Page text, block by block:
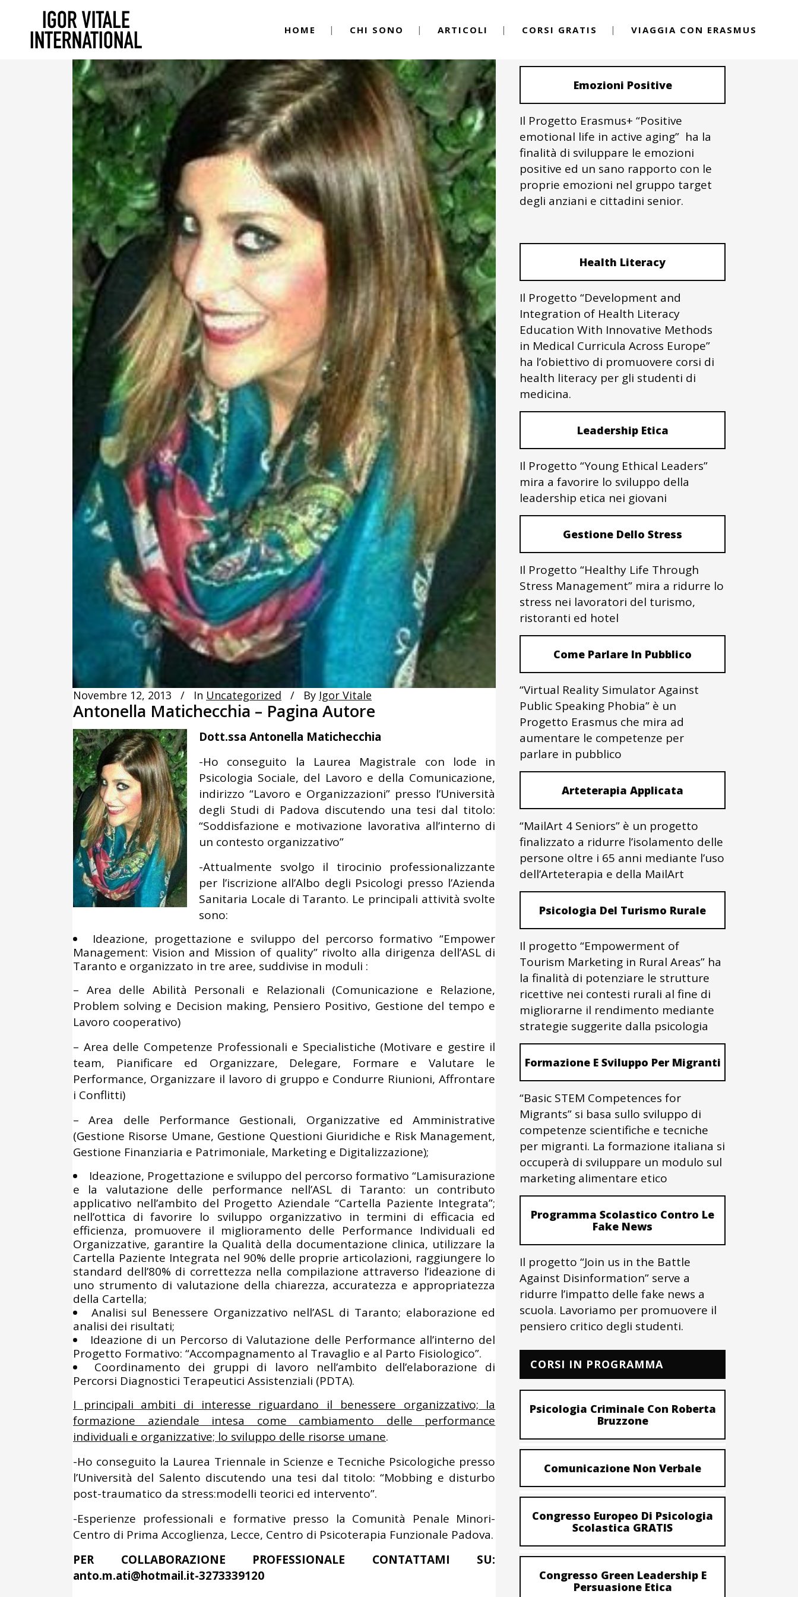
HOME CHI SONO ARTICOLI CORSI GRATIS VIAGGIA CON ERASMUS
Novembre 12, 2013 In Uncategorized By Igor Vitale
Antonella Matichecchia – Pagina Autore
Dott.ssa Antonella Matichecchia
-Ho conseguito la Laurea Magistrale con lode in
Psicologia Sociale, del Lavoro e della Comunicazione,
indirizzo “Lavoro e Organizzazioni” presso l’Università
degli Studi di Padova discutendo una tesi dal titolo:
“Soddisfazione e motivazione lavorativa all’interno di
un contesto organizzativo”
-Attualmente svolgo il tirocinio professionalizzante
per l’iscrizione all’Albo degli Psicologi presso l’Azienda
Sanitaria Locale di Taranto. Le principali attività svolte
sono:
Ideazione, progettazione e sviluppo del percorso formativo “Empower
Management: Vision and Mission of quality” rivolto alla dirigenza dell’ASL di
Taranto e organizzato in tre aree, suddivise in moduli :
– Area delle Abilità Personali e Relazionali (Comunicazione e Relazione,
Problem solving e Decision making, Pensiero Positivo, Gestione del tempo e
Lavoro cooperativo)
– Area delle Competenze Professionali e Specialistiche (Motivare e gestire il
team, Pianificare ed Organizzare, Delegare, Formare e Valutare le
Performance, Organizzare il lavoro di gruppo e Condurre Riunioni, Affrontare
i Conflitti)
– Area delle Performance Gestionali, Organizzative ed Amministrative
(Gestione Risorse Umane, Gestione Questioni Giuridiche e Risk Management,
Gestione Finanziaria e Patrimoniale, Marketing e Digitalizzazione);
Ideazione, Progettazione e sviluppo del percorso formativo “Lamisurazione
e la valutazione delle performance nell’ASL di Taranto: un contributo
applicativo nell’ambito del Progetto Aziendale “Cartella Paziente Integrata”;
nell’ottica di favorire lo sviluppo organizzativo in termini di efficacia ed
efficienza, promuovere il miglioramento delle Performance Individuali ed
Organizzative, garantire la Qualità della documentazione clinica, utilizzare la
Cartella Paziente Integrata nel 90% delle proprie articolazioni, raggiungere lo
standard dell’80% di correttezza nella compilazione attraverso l’ideazione di
uno strumento di valutazione della chiarezza, accuratezza e appropriatezza
della Cartella;
Analisi sul Benessere Organizzativo nell’ASL di Taranto; elaborazione ed
analisi dei risultati;
Ideazione di un Percorso di Valutazione delle Performance all’interno del
Progetto Formativo: “Accompagnamento al Travaglio e al Parto Fisiologico”.
Coordinamento dei gruppi di lavoro nell’ambito dell’elaborazione di
Percorsi Diagnostici Terapeutici Assistenziali (PDTA).
I principali ambiti di interesse riguardano il benessere organizzativo; la
formazione aziendale intesa come cambiamento delle performance
individuali e organizzative; lo sviluppo delle risorse umane.
-Ho conseguito la Laurea Triennale in Scienze e Tecniche Psicologiche presso
l’Università del Salento discutendo una tesi dal titolo: “Mobbing e disturbo
post-traumatico da stress:modelli teorici ed intervento”.
-Esperienze professionali e formative presso la Comunità Penale Minori-
Centro di Prima Accoglienza, Lecce, Centro di Psicoterapia Funzionale Padova.
PER COLLABORAZIONE PROFESSIONALE CONTATTAMI SU:
anto.m.ati@hotmail.it-3273339120
Emozioni Positive
Il Progetto Erasmus+ “Positive
emotional life in active aging” ha la
finalità di sviluppare le emozioni
positive ed un sano rapporto con le
proprie emozioni nel gruppo target
degli anziani e cittadini senior.
Health Literacy
Il Progetto “Development and
Integration of Health Literacy
Education With Innovative Methods
in Medical Curricula Across Europe”
ha l’obiettivo di promuovere corsi di
health literacy per gli studenti di
medicina.
Leadership Etica
Il Progetto “Young Ethical Leaders”
mira a favorire lo sviluppo della
leadership etica nei giovani
Gestione Dello Stress
Il Progetto “Healthy Life Through
Stress Management” mira a ridurre lo
stress nei lavoratori del turismo,
ristoranti ed hotel
Come Parlare In Pubblico
“Virtual Reality Simulator Against
Public Speaking Phobia” è un
Progetto Erasmus che mira ad
aumentare le competenze per
parlare in pubblico
Arteterapia Applicata
“MailArt 4 Seniors” è un progetto
finalizzato a ridurre l’isolamento delle
persone oltre i 65 anni mediante l’uso
dell’Arteterapia e della MailArt
Psicologia Del Turismo Rurale
Il progetto “Empowerment of
Tourism Marketing in Rural Areas” ha
la finalità di potenziare le strutture
ricettive nei contesti rurali al fine di
migliorarne il rendimento mediante
strategie suggerite dalla psicologia
Formazione E Sviluppo Per Migranti
“Basic STEM Competences for
Migrants” si basa sullo sviluppo di
competenze scientifiche e tecniche
per migranti. La formazione italiana si
occuperà di sviluppare un modulo sul
marketing alimentare etico
Programma Scolastico Contro Le
Fake News
Il progetto “Join us in the Battle
Against Disinformation” serve a
ridurre l’impatto delle fake news a
scuola. Lavoriamo per promuovere il
pensiero critico degli studenti.
CORSI IN PROGRAMMA
Psicologia Criminale Con Roberta
Bruzzone
Comunicazione Non Verbale
Congresso Europeo Di Psicologia
Scolastica GRATIS
Congresso Green Leadership E
Persuasione Etica